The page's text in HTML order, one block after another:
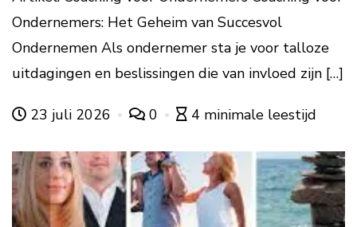
Ondernemers: Het Geheim van Succesvol
Ondernemen Als ondernemer sta je voor talloze
uitdagingen en beslissingen die van invloed zijn […]
23 juli 2026 0 4 minimale leestijd